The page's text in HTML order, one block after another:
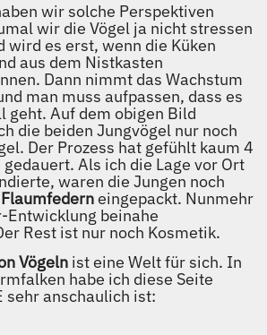
wir solche Perspektiven
wir die Vögel ja nicht stressen
wird es erst, wenn die Küken
aus dem Nistkasten
Dann nimmt das Wachstum
man muss aufpassen, dass es
geht. Auf dem obigen Bild
die beiden Jungvögel nur noch
Der Prozess hat gefühlt kaum 4
gedauert. Als ich die Lage vor Ort
waren die Jungen noch
Flaumfederneingepackt. Nunmehr
Entwicklung beinahe
Rest ist nur noch Kosmetik.
Vögeln ist eine Welt für sich. In
habe ich diese Seite
sehr anschaulich ist: